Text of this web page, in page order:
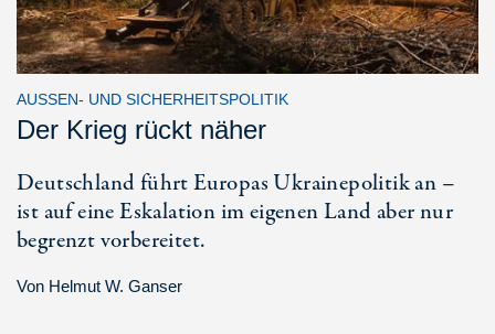
AUSSEN- UND SICHERHEITSPOLITIK
Der Krieg rückt näher
Deutschland führt Europas Ukrainepolitik an –
ist auf eine Eskalation im eigenen Land aber nur
begrenzt vorbereitet.
Von Helmut W. Ganser